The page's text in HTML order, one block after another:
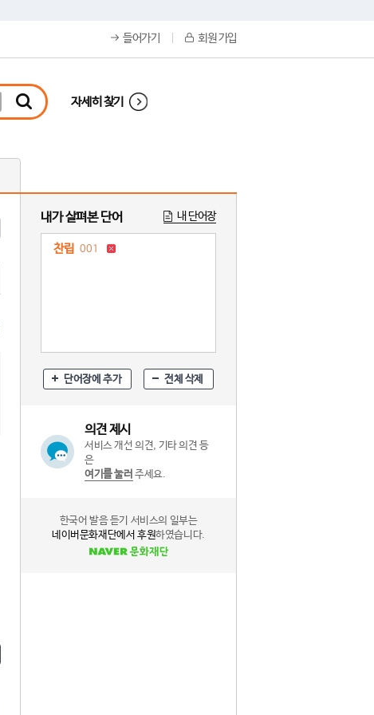
들어가기 회원 가입
자세히 찾기
내가 살펴본 단어 내 단어장
찬립 001
단어장에 추가 전체 삭제
의견 제시
서비스 개선 의견, 기타 의견 등
은
여기를 눌러 주세요.
한국어 발음 듣기 서비스의 일부는
네이버문화재단에서 후원하였습니다.